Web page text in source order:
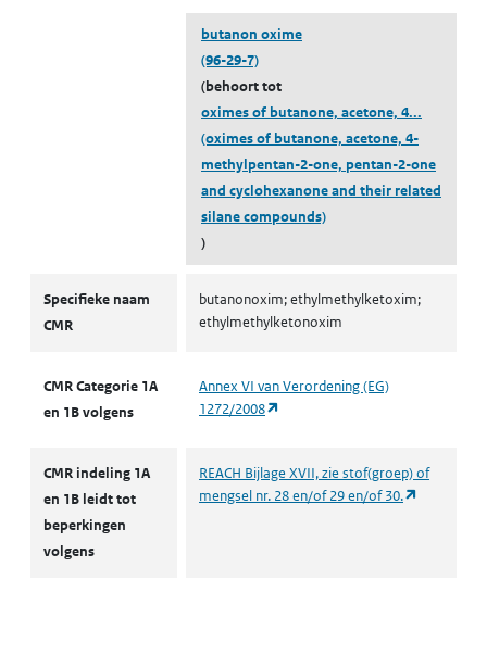
butanon oxime
(96-29-7)
(behoort tot
oximes of butanone, acetone, 4...
(oximes of butanone, acetone, 4-
methylpentan-2-one, pentan-2-one
and cyclohexanone and their related
silane compounds)
)
Specifieke naam
CMR
butanonoxim; ethylmethylketoxim;
ethylmethylketonoxim
CMR Categorie 1A
en 1B volgens
Annex VI van Verordening (EG)
1272/2008
CMR indeling 1A
en 1B leidt tot
beperkingen
volgens
REACH Bijlage XVII, zie stof(groep) of
mengsel nr. 28 en/of 29 en/of 30.